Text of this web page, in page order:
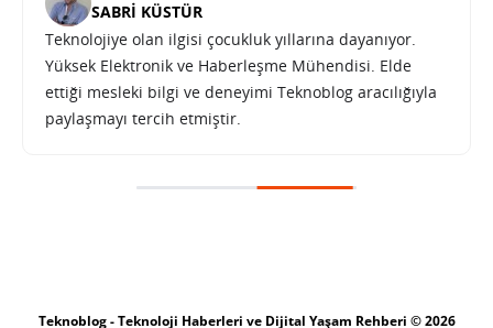
SABRI KÜSTÜR
Teknolojiye olan ilgisi çocukluk yıllarına dayanıyor.
Yüksek Elektronik ve Haberleşme Mühendisi. Elde
ettiği mesleki bilgi ve deneyimi Teknoblog aracılığıyla
paylaşmayı tercih etmiştir.
Teknoblog - Teknoloji Haberleri ve Dijital Yaşam Rehberi © 2026